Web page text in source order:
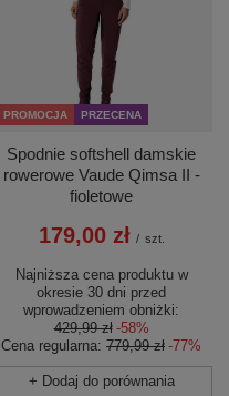
PROMOCJA PRZECENA
Spodnie softshell damskie
rowerowe Vaude Qimsa II -
fioletowe
179,00 zł / szt.
Najniższa cena produktu w
okresie 30 dni przed
wprowadzeniem obniżki:
429,99 zł -58%
Cena regularna: 779,99 zł -77%
+ Dodaj do porównania